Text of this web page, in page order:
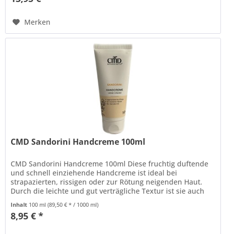
Merken
CMD Sandorini Handcreme 100ml
CMD Sandorini Handcreme 100ml Diese fruchtig duftende
und schnell einziehende Handcreme ist ideal bei
strapazierten, rissigen oder zur Rötung neigenden Haut.
Durch die leichte und gut verträgliche Textur ist sie auch
Inhalt 100 ml(89,50 € * / 1000 ml)
8,95 € *